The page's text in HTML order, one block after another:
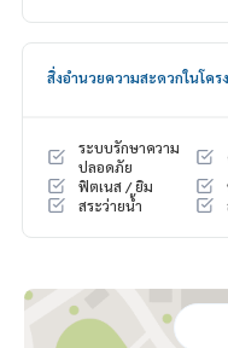
LIFE PROPERTY (ไลฟ์
สังหาริมทรัพย์ในกรุงเทพฯ
ให้คุณ ฟรี!
#เช่าคอนโด #คอนโดให้เ
ด #คอนโดติดbts #คอนโ
k
ลงทุน #คอนโดหรู
#thailandrealestate
nt #LifeProperty #นาย
สิ่งอำนวยความสะดวกในโคร
ระบบรักษาความ
ปลอดภัย
ฟิตเนส / ยิม
สระว่ายน้ำ